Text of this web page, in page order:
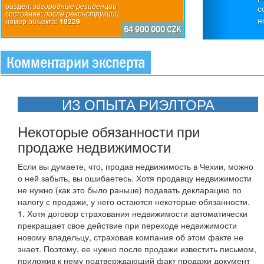
раздел:загородные резиденции
состояние:после реконструкции
номер объекта:19229
64 900 000 CZK
состояние:
номер
площадь
дом со
тихая зона
встроенный
застройки -
первом этаже,
каждом
расположен
долину,
на
Комментарии эксперта
ИЗ ОПЫТА РИЭЛТОРА
Некоторые обязанности при
продаже недвижимости
Если вы думаете, что, продав недвижимость в Чехии, можно
о ней забыть, вы ошибаетесь. Хотя продавцу недвижимости
не нужно (как это было раньше) подавать декларацию по
налогу с продажи, у него остаются некоторые обязанности.
1. Хотя договор страхования недвижимости автоматически
прекращает свое действие при переходе недвижимости
новому владельцу, страховая компания об этом факте не
знает. Поэтому, ее нужно после продажи известить письмом,
приложив к нему подтверждающий факт продажи документ